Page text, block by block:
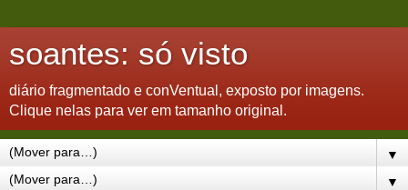
soantes: só visto
diário fragmentado e conVentual, exposto por imagens.
Clique nelas para ver em tamanho original.
▼
▼